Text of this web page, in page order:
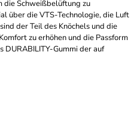
die Schweißbelüftung zu
über die VTS-Technologie, die Luft
der Teil des Knöchels und die
zu erhöhen und die Passform
DURABILITY-Gummi der auf